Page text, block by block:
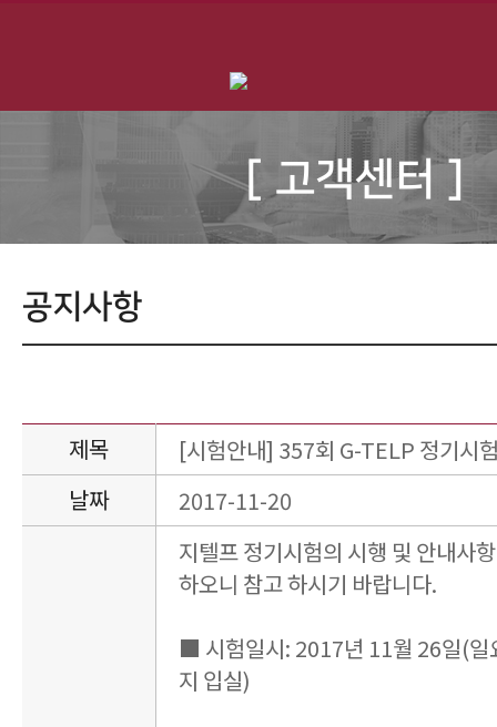
[ 고객센터 ]
공지사항
제목
[시험안내] 357회 G-TELP 정기시
날짜
2017-11-20
지텔프 정기시험의 시행 및 안내사
하오니 참고 하시기 바랍니다.
■ 시험일시: 2017년 11월 26일(
지 입실)